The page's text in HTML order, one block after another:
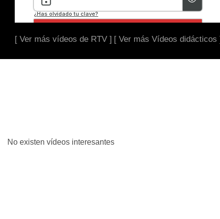
[ Ver más vídeos de RTV ] [ Ver más Vídeos didácticos
No existen vídeos interesantes